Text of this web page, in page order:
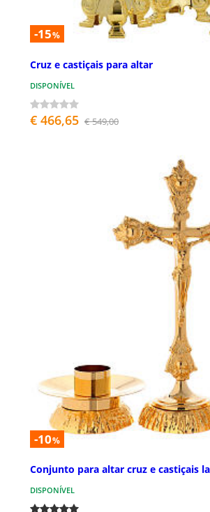
-15%
Cruz e castiçais para altar
DISPONÍVEL
€ 466,65 € 549,00
-10%
Conjunto para altar cruz e castiçais
DISPONÍVEL